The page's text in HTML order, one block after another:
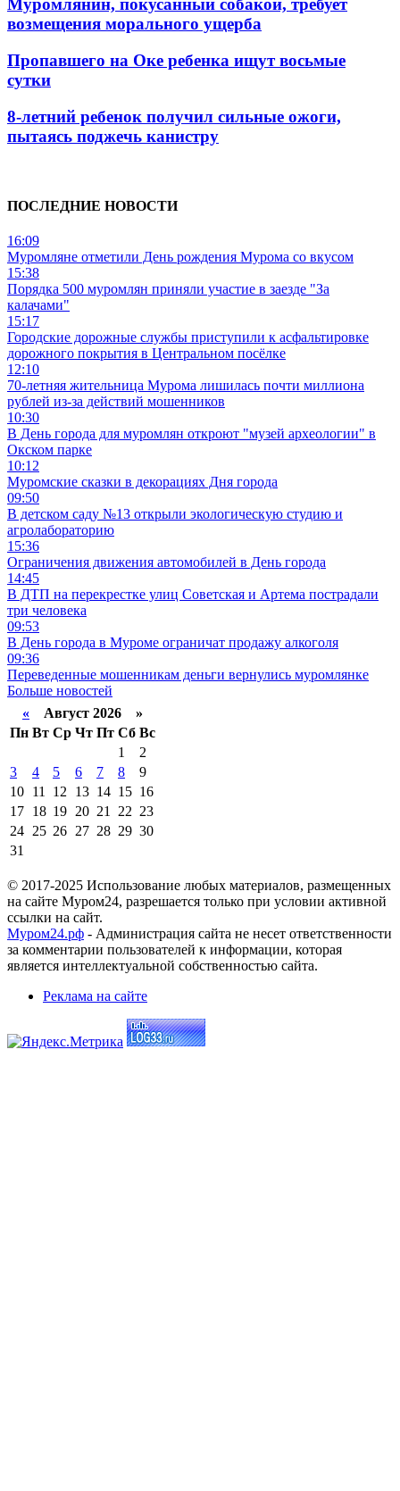
Муромлянин, покусанный собакой, требует
возмещения морального ущерба
Пропавшего на Оке ребенка ищут восьмые
сутки
8-летний ребенок получил сильные ожоги,
пытаясь поджечь канистру
ПОСЛЕДНИЕ НОВОСТИ
16:09
Муромляне отметили День рождения Мурома со вкусом
15:38
Порядка 500 муромлян приняли участие в заезде "За
калачами"
15:17
Городские дорожные службы приступили к асфальтировке
дорожного покрытия в Центральном посёлке
12:10
70-летняя жительница Мурома лишилась почти миллиона
рублей из-за действий мошенников
10:30
В День города для муромлян откроют "музей археологии" в
Окском парке
10:12
Муромские сказки в декорациях Дня города
09:50
В детском саду №13 открыли экологическую студию и
агролабораторию
15:36
Ограничения движения автомобилей в День города
14:45
В ДТП на перекрестке улиц Советская и Артема пострадали
три человека
09:53
В День города в Муроме ограничат продажу алкоголя
09:36
Переведенные мошенникам деньги вернулись муромлянке
Больше новостей
« Август 2026 »
Пн Вт Ср Чт Пт Сб Вс
1
2
3
4 5 6 7 8
9
10 11 12 13 14 15 16
17 18 19 20 21 22 23
24 25 26 27 28 29 30
31
© 2017-2025 Использование любых материалов, размещенных
на сайте Муром24, разрешается только при условии активной
ссылки на сайт.
Муром24.рф - Администрация сайта не несет ответственности
за комментарии пользователей к информации, которая
является интеллектуальной собственностью сайта.
Реклама на сайте